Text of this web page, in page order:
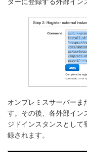
オンプレミスサーバーま
す。その後、各外部イン
ジドインスタンスとして
録されます。